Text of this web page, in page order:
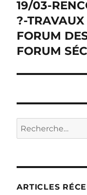
19/03-
?-
FORUM
FORUM
Recherche
pour :
ARTICLES